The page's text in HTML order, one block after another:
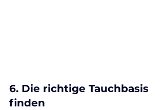
6. Die richtige Tauchbasis
finden